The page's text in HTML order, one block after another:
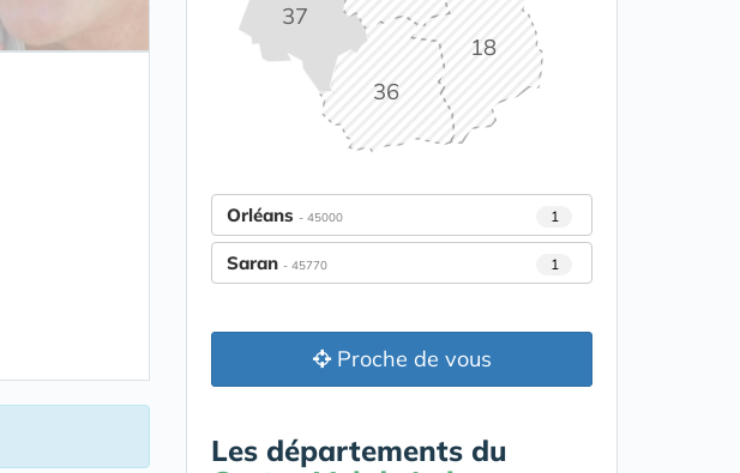
18
36
37
Orléans - 45000 1
Saran - 45770 1
Proche de vous
Les départements du